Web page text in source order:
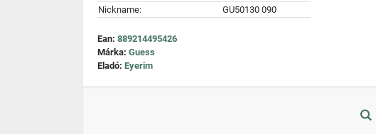
Nickname:
GU50130 090
Ean: 889214495426
Márka: Guess
Eladó: Eyerim